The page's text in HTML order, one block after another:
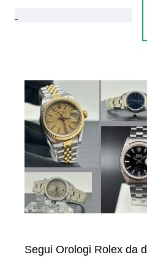
Segui Orologi Rolex da